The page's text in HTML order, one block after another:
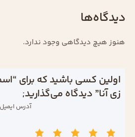
دیدگاه‌ها
هنوز هیچ دیدگاهی وجود ندارد.
اولین کسی باشید که برای
زی آنا” دیدگاه می‌گذارید;
آدرس